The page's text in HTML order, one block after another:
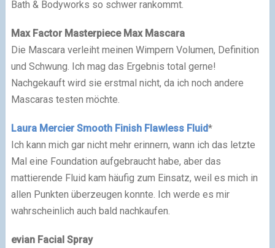
Bath & Bodyworks so schwer rankommt.
Max Factor Masterpiece Max Mascara
Die Mascara verleiht meinen Wimpern Volumen, Definition
und Schwung. Ich mag das Ergebnis total gerne!
Nachgekauft wird sie erstmal nicht, da ich noch andere
Mascaras testen möchte.
Laura Mercier Smooth Finish Flawless Fluid*
Ich kann mich gar nicht mehr erinnern, wann ich das letzte
Mal eine Foundation aufgebraucht habe, aber das
mattierende Fluid kam häufig zum Einsatz, weil es mich in
allen Punkten überzeugen konnte. Ich werde es mir
wahrscheinlich auch bald nachkaufen.
evian Facial Spray